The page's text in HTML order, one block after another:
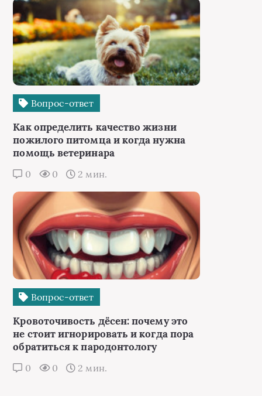
Вопрос-ответ
Как определить качество жизни
пожилого питомца и когда нужна
помощь ветеринара
0 0 2 мин.
Вопрос-ответ
Кровоточивость дёсен: почему это
не стоит игнорировать и когда пора
обратиться к пародонтологу
0 0 2 мин.